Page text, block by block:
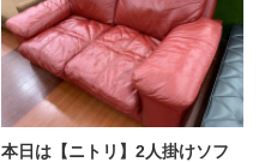
本日は【ニトリ】2人掛けソフ